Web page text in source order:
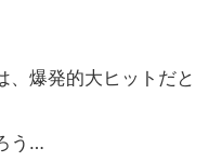
、爆発的大ヒットだと
う…